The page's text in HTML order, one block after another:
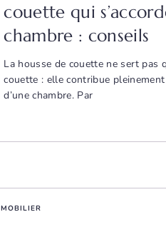
couette qui
chambre : conseils
La housse de couette ne sert pas
couette : elle contribue pleinement
d’une chambre. Par
MOBILIER